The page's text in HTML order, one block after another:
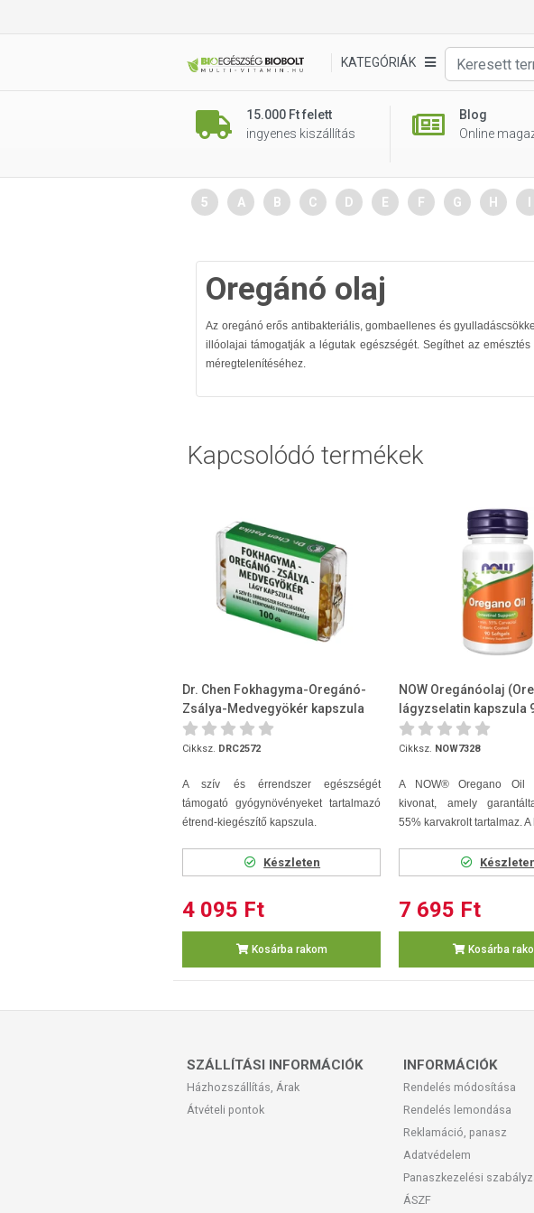
KATEGÓRIÁK
15.000 Ft felett
ingyenes kiszállítás
Blog
Online
5 A B C D E F G H
Oregánó olaj
Az oregánó erős antibakteriális, gombaellenes és
illóolajai támogatják a légutak egészségét. Segíthet az
méregtelenítéséhez.
Kapcsolódó termékek
Dr. Chen Fokhagyma-Oregánó-
Zsálya-Medvegyökér kapszula
100 db
Cikksz. DRC2572
A szív és érrendszer egészségét
támogató gyógynövényeket tartalmazó
étrend-kiegészítő kapszula.
Készleten
4 095 Ft
Kosárba rakom
NOW Oregánóolaj
lágyzselatin kapszula
Cikksz. NOW7328
A NOW® Oregano Oil
kivonat, amely
55% karvakrolt tartalmaz. A
7 695 Ft
Kosárba
SZÁLLÍTÁSI INFORMÁCIÓK
Házhozszállítás, Árak
Átvételi pontok
INFORMÁCIÓK
Rendelés módosítása
Rendelés lemondása
Reklamáció, panasz
Adatvédelem
Panaszkezelési
ÁSZF